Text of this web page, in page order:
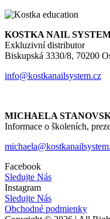
KOSTKA NAIL
Exkluzivní distributor
Biskupská 3330/8, 70200
info@kostkanailsystem.cz
MICHAELA
Informace o školeních,
Facebook
Sledujte Nás
Instagram
Sledujte Nás
Obchodné podmienky